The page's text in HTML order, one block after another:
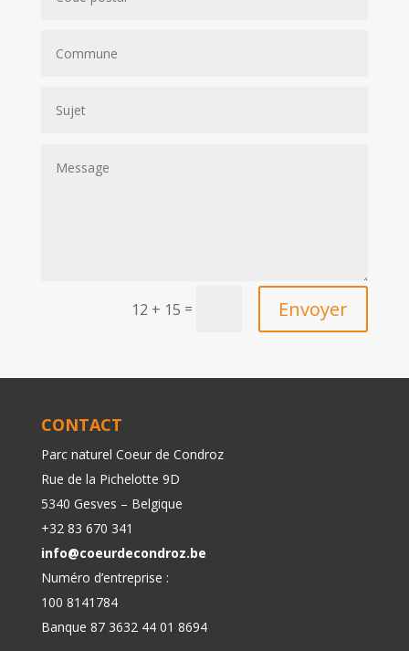
12 + 15 = Envoyer
CONTACT
Parc naturel Coeur de Condroz
Rue de la Pichelotte 9D
5340 Gesves – Belgique
+32 83 670 341
info@coeurdecondroz.be
Numéro d’entreprise :
100 8141784
Banque 87 3632 44 01 8694